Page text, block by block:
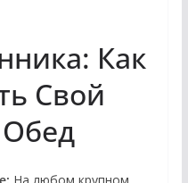
Как
Свой